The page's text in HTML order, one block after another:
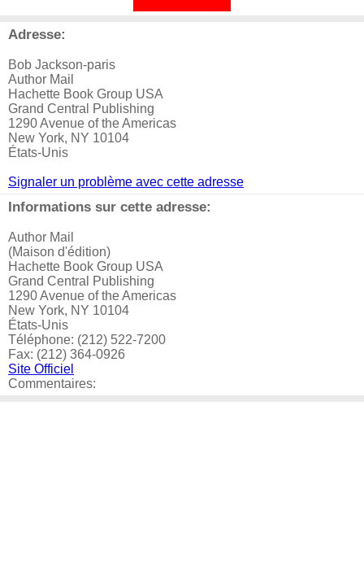
Adresse:
Bob Jackson-paris
Author Mail
Hachette Book Group USA
Grand Central Publishing
1290 Avenue of the Americas
New York, NY 10104
États-Unis
Signaler un problème avec cette adresse
Informations sur cette adresse:
Author Mail
(Maison d'édition)
Hachette Book Group USA
Grand Central Publishing
1290 Avenue of the Americas
New York, NY 10104
États-Unis
Téléphone: (212) 522-7200
Fax: (212) 364-0926
Site Officiel
Commentaires: